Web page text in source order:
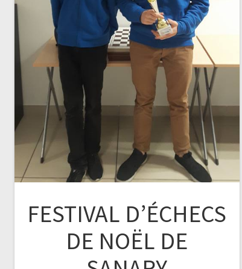
FESTIVAL D’ÉCHECS
DE NOËL DE